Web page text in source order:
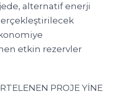
alternatif enerji
etkin rezervler
PROJE YİNE